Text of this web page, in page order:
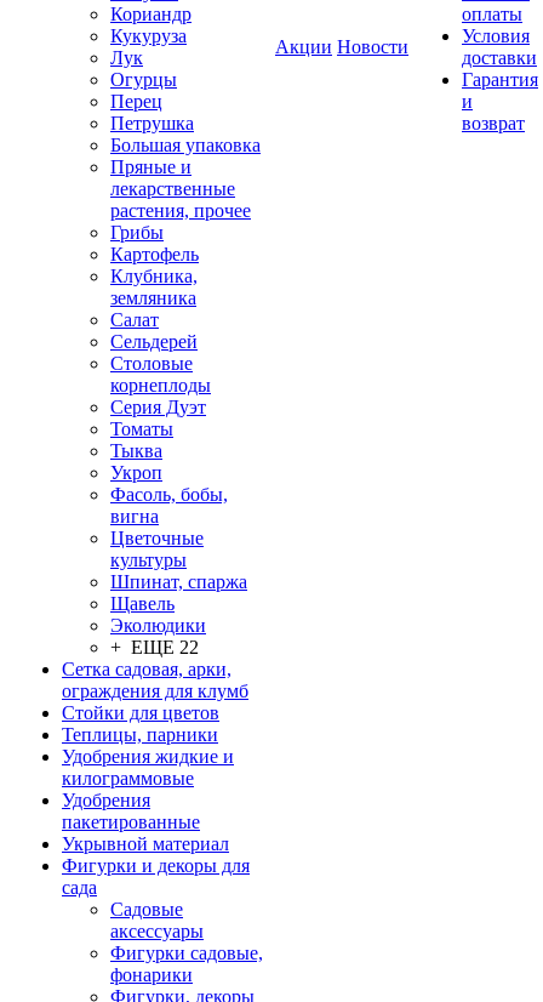
Кориандр
Кукуруза
Лук
Огурцы
Перец
Петрушка
Большая упаковка
Пряные и
лекарственные
растения, прочее
Грибы
Картофель
Клубника,
земляника
Салат
Сельдерей
Столовые
корнеплоды
Серия Дуэт
Томаты
Тыква
Укроп
Фасоль, бобы,
вигна
Цветочные
культуры
Шпинат, спаржа
Щавель
Эколюдики
+ ЕЩЕ 22
Сетка садовая, арки,
ограждения для клумб
Стойки для цветов
Теплицы, парники
Удобрения жидкие и
килограммовые
Удобрения
пакетированные
Укрывной материал
Фигурки и декоры для
сада
Садовые
аксессуары
Фигурки садовые,
фонарики
Фигурки, декоры
Акции Новости
оплаты
Условия
доставки
Гарантия
и
возврат